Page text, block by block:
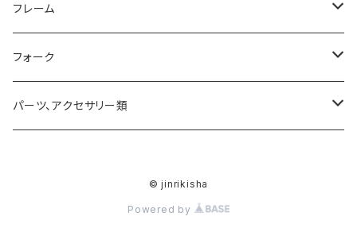
ROAD
MTB
MTB完成車特別価格品
フレーム
ROADフレーム
ROADフレーム 特別価格品
フォーク
サスペンション
パーツ、アクセサリー類
© jinrikisha
Powered by